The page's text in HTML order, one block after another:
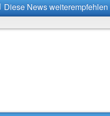
Diese News weiterempfehlen